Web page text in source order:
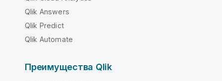
Qlik Answers
Qlik Predict
Qlik Automate
Преимущества Qlik